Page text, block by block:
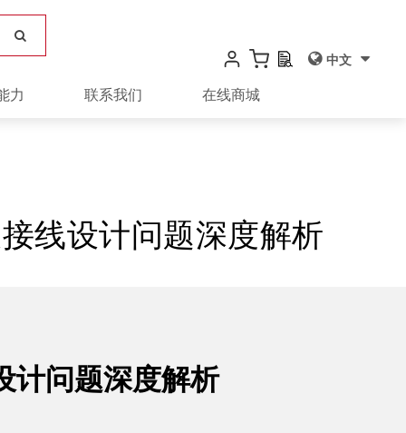
力 联系我们 在线商城
中文
线设计问题深度解析
计问题深度解析